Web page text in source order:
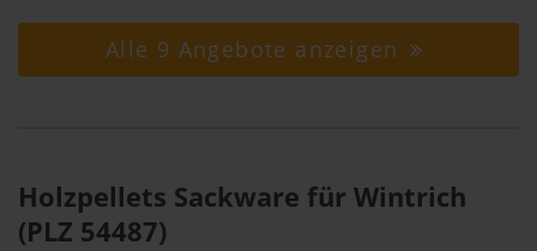
Alle 9 Angebote anzeigen
Holzpellets Sackware für Wintrich
(PLZ 54487)